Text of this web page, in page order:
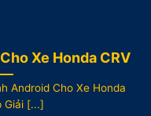
Xe Honda CRV
Android Cho Xe Honda
Giải [...]